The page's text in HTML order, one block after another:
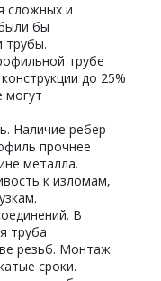
сложных и
бы
трубы.
трубе
до 25%
могут
Наличие ребер
прочнее
металла.
к изломам,
В
труба
резьб. Монтаж
сроки.